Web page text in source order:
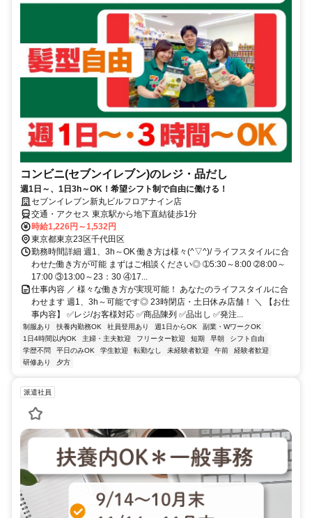
コンビニ(セブンイレブン)のレジ・品だし
週1日～、1日3h～OK！希望シフト制で自由に働ける！
セブンイレブン新丸ビルフロアナイン店
交通・アクセス 東京駅から地下直結徒歩1分
時給1,226円～1,532円
東京都東京23区千代田区
勤務時間詳細 週1、3h～OK 働き方は様々(^▽^)/ ライフスタイルに合
わせた働き方が可能 まずはご相談ください◎ ➀5:30～8:00 ➁8:00～
17:00 ③13:00～23：30 ④17...
仕事内容 ／ 様々な働き方が実現可能！ あなたのライフスタイルに合
わせます 週1、3h～可能です◎ 23時閉店・土日休み店舗！ ＼ 【お仕
事内容】 ✅レジ/お客様対応 ✅商品陳列 ✅品出し ✅発注...
制服あり 扶養内勤務OK 社員登用あり 週1日からOK
副業・WワークOK
1日4時間以内OK
主婦・主夫歓迎 フリーター歓迎 短期 早朝
シフト自由
学歴不問
平日のみOK 学生歓迎 転勤なし 未経験者歓迎 午前
経験者歓迎
研修あり
夕方
派遣社員